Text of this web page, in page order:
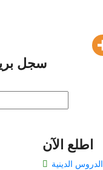
سجل
اطلع الآن
الدروس الدينية